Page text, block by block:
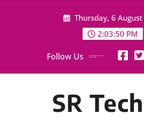
Thursday, 6
2:03:51 PM
Follow Us
SR